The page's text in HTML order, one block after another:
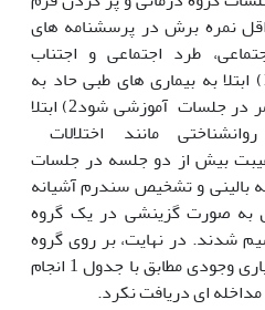
داشتن حداقل نمره برش در پرسشنامه های
طرد اجتماعی و اجتناب
شناختی و ملاک های خروج: 1) ابتلا به بیماری های طبی حاد به
گونه ای که مانع شرکت مستمر در جلسات آموزشی شود2) ابتلا
مانند اختلالات
3) غیبت بیش از دو جلسه در جلسات
بالینی و تشخیص سندرم آشیانه
به صورت گزینشی در یک گروه
شدند. در نهایت، بر روی گروه
آزمایش مداخله آموزشی هشیاری وجودی مطابق با جدول 1 انجام
ای دریافت نکرد.